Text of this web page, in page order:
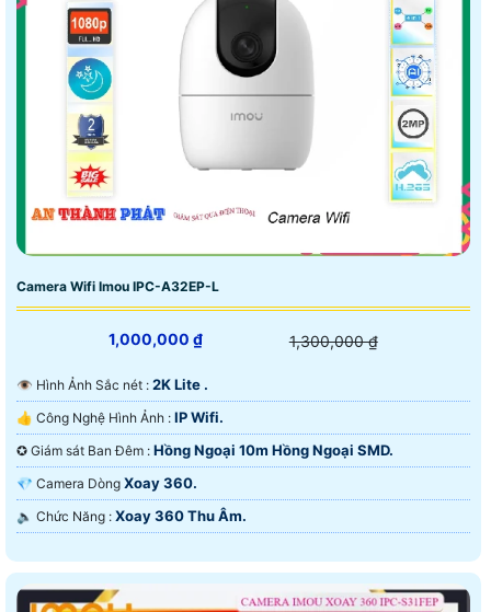
Camera Wifi Imou IPC-A32EP-L
1,000,000 ₫ 1,300,000 ₫
👁 Hình Ảnh Sắc nét : 2K Lite .
👍 Công Nghệ Hình Ảnh : IP Wifi.
✪ Giám sát Ban Đêm : Hồng Ngoại 10m Hồng Ngoại SMD.
💎 Camera Dòng Xoay 360.
️🔈 Chức Năng : Xoay 360 Thu Âm.